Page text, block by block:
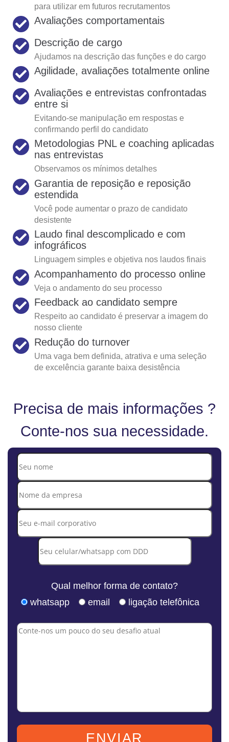
para utilizar em futuros recrutamentos
Avaliações comportamentais
Descrição de cargo
Ajudamos na descrição das funções e do cargo
Agilidade, avaliações totalmente online
Avaliações e entrevistas confrontadas
entre si
Evitando-se manipulação em respostas e
confirmando perfil do candidato
Metodologias PNL e coaching aplicadas
nas entrevistas
Observamos os mínimos detalhes
Garantia de reposição e reposição
estendida
Você pode aumentar o prazo de candidato
desistente
Laudo final descomplicado e com
infográficos
Linguagem simples e objetiva nos laudos finais
Acompanhamento do processo online
Veja o andamento do seu processo
Feedback ao candidato sempre
Respeito ao candidato é preservar a imagem do
nosso cliente
Redução do turnover
Uma vaga bem definida, atrativa e uma seleção
de excelência garante baixa desistência
Precisa de mais informações ?
Conte-nos sua necessidade.
Qual melhor forma de contato?
whatsapp
email ligação telefônica